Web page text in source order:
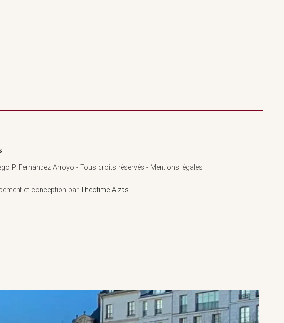
P. Fernández Arroyo - Tous droits réservés - Mentions légales
et conception par Théotime Alzas